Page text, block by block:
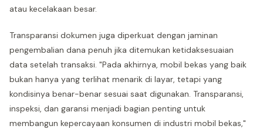
atau kecelakaan besar.
Transparansi dokumen juga diperkuat dengan jaminan
pengembalian dana penuh jika ditemukan ketidaksesuaian
data setelah transaksi. "Pada akhirnya, mobil bekas yang baik
bukan hanya yang terlihat menarik di layar, tetapi yang
kondisinya benar-benar sesuai saat digunakan. Transparansi,
inspeksi, dan garansi menjadi bagian penting untuk
membangun kepercayaan konsumen di industri mobil bekas,"